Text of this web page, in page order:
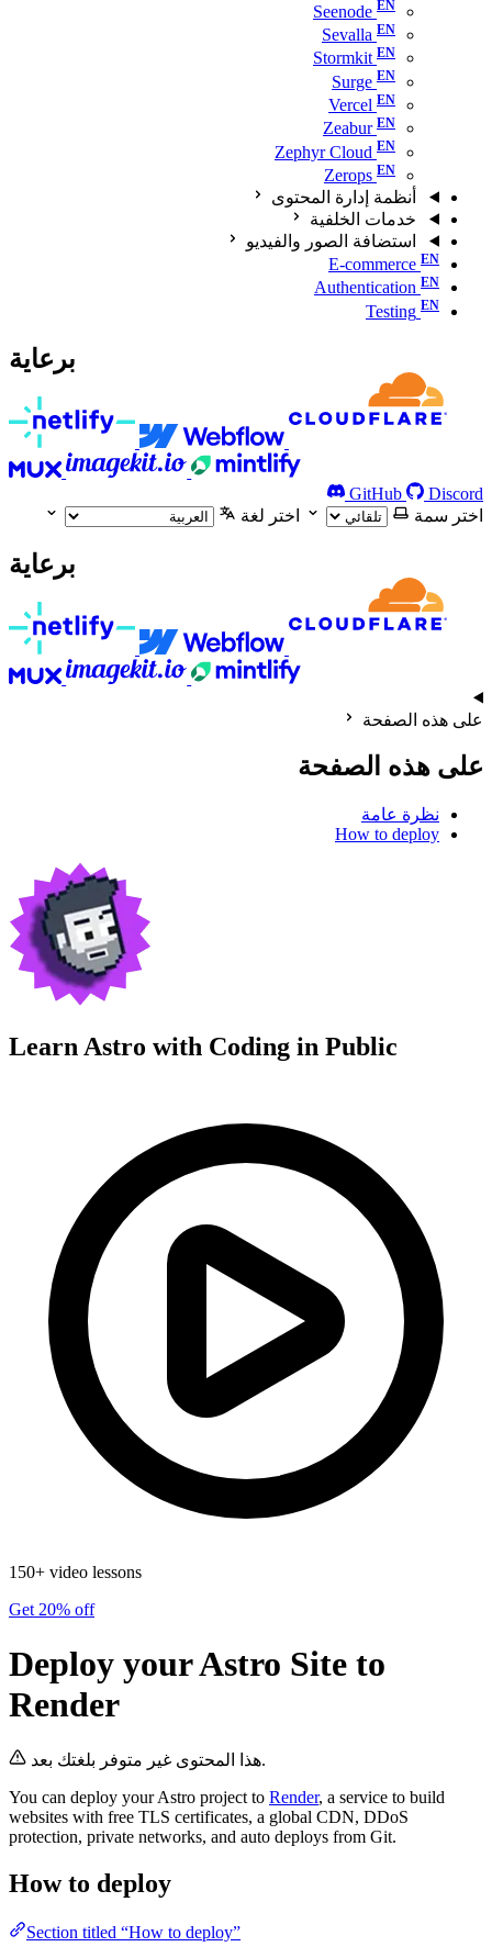
Seenode
Sevalla
Stormkit
Surge
Vercel
Zeabur
Zephyr Cloud
Zerops
أنظمة إدارة المحتوى
خدمات الخلفية
استضافة الصور والفيديو
E-commerce
Authentication
Testing
برعاية
GitHub
Discord
اختر سمة
اختر لغة
برعاية
على هذه الصفحة
على هذه الصفحة
نظرة عامة
How to deploy
Learn Astro with Coding in Public
150+ video lessons
Get 20% off
Deploy your Astro Site to
Render
هذا المحتوى غير متوفر بلغتك بعد.
You can deploy your Astro project to Render, a service to build
websites with free TLS certificates, a global CDN, DDoS
protection, private networks, and auto deploys from Git.
How to deploy
Section titled “How to deploy”